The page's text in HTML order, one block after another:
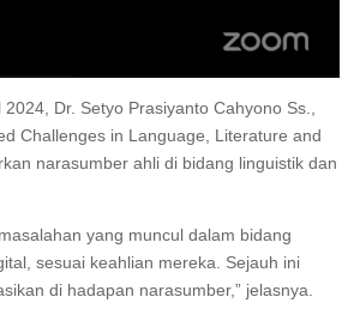
Dr. Setyo Prasiyanto Cahyono Ss.,
Challenges in Language, Literature and
narasumber ahli di bidang linguistik dan
yang muncul dalam bidang
sesuai keahlian mereka. Sejauh ini
di hadapan narasumber,” jelasnya.